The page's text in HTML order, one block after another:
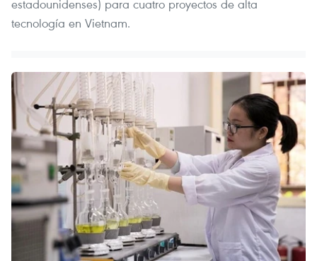
estadounidenses) para cuatro proyectos de alta
tecnología en Vietnam.